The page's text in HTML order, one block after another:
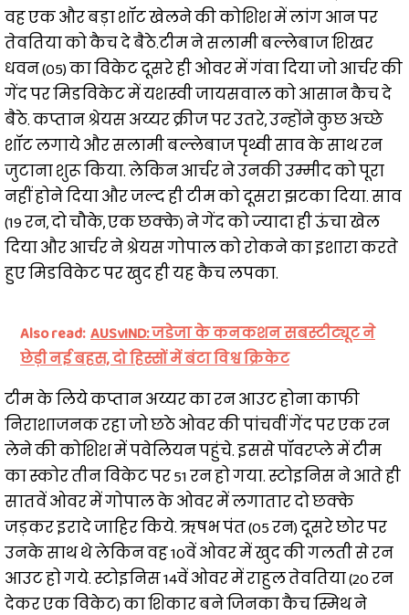
वह एक और बड़ा शॉट खेलने की कोशिश में लांग आन पर
तेवतिया को कैच दे बैठे.टीम ने सलामी बल्लेबाज शिखर
धवन (05) का विकेट दूसरे ही ओवर में गंवा दिया जो आर्चर की
गेंद पर मिडविकेट में यशस्वी जायसवाल को आसान कैच दे
बैठे. कप्तान श्रेयस अय्यर क्रीज पर उतरे, उन्होंने कुछ अच्छे
शॉट लगाये और सलामी बल्लेबाज पृथ्वी साव के साथ रन
जुटाना शुरू किया. लेकिन आर्चर ने उनकी उम्मीद को पूरा
नहीं होने दिया और जल्द ही टीम को दूसरा झटका दिया. साव
(19 रन, दो चौके, एक छक्के) ने गेंद को ज्यादा ही ऊंचा खेल
दिया और आर्चर ने श्रेयस गोपाल को रोकने का इशारा करते
हुए मिडविकेट पर खुद ही यह कैच लपका.
Also read: AUSvIND: जडेजा के कनकशन सबस्टीट्यूट ने
छेड़ी नई बहस, दो हिस्सों में बंटा विश्व क्रिकेट
टीम के लिये कप्तान अय्यर का रन आउट होना काफी
निराशाजनक रहा जो छठे ओवर की पांचवीं गेंद पर एक रन
लेने की कोशिश में पवेलियन पहुंचे. इससे पॉवरप्ले में टीम
का स्कोर तीन विकेट पर 51 रन हो गया. स्टोइनिस ने आते ही
सातवें ओवर में गोपाल के ओवर में लगातार दो छक्के
जड़कर इरादे जाहिर किये. ऋषभ पंत (05 रन) दूसरे छोर पर
उनके साथ थे लेकिन वह 10वें ओवर में खुद की गलती से रन
आउट हो गये. स्टोइनिस 14वें ओवर में राहुल तेवतिया (20 रन
देकर एक विकेट) का शिकार बने जिनका कैच स्मिथ ने